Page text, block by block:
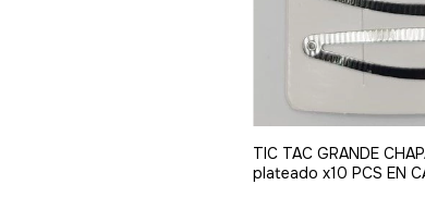
TIC TAC GRANDE
plateado x10 PCS EN